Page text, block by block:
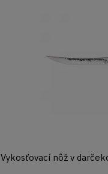
Vykosťovací nôž v